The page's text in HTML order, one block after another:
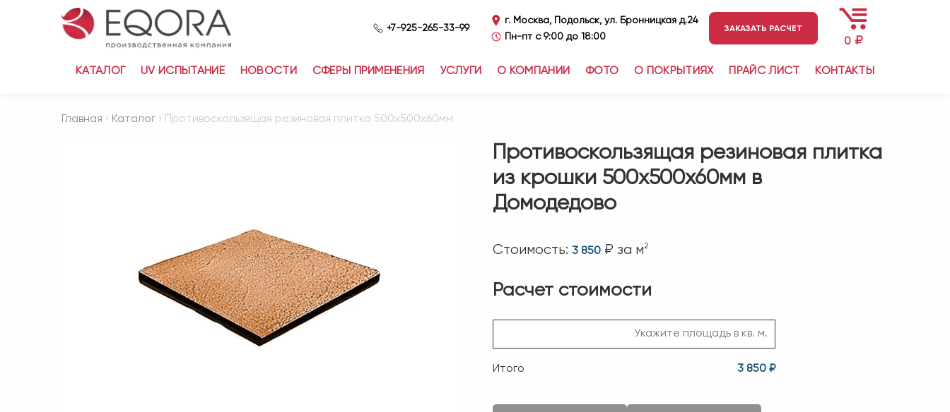
+7-925-265-33-99
г. Москва, Подольск, ул. Бронницкая д.24
Пн-пт с 9:00 до 18:00
ЗАКАЗАТЬ РАСЧЕТ
0₽
КАТАЛОГ UV ИСПЫТАНИЕ НОВОСТИ СФЕРЫ ПРИМЕНЕНИЯ УСЛУГИ О КОМПАНИИ ФОТО О ПОКРЫТИЯХ ПРАЙС ЛИСТ КОНТАКТЫ
Главная › Каталог › Противоскользящая резиновая плитка 500х500х60мм
Противоскользящая резиновая плитка
из крошки 500х500х60мм в
Домодедово
Стоимость: 3 850 ₽ за м2
Расчет стоимости
Итого 3 850 ₽